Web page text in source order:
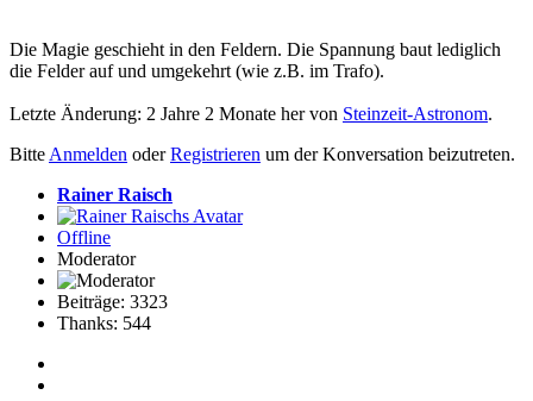
Die Magie geschieht in den Feldern. Die Spannung baut lediglich
die Felder auf und umgekehrt (wie z.B. im Trafo).
Letzte Änderung: 2 Jahre 2 Monate her von Steinzeit-Astronom.
Bitte Anmelden oderRegistrieren um der Konversation beizutreten.
Rainer Raisch
Offline
Moderator
Beiträge: 3323
Thanks: 544